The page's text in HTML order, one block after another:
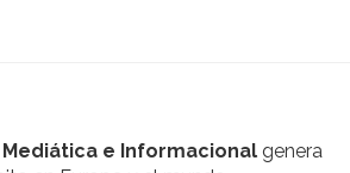
e Informacional genera